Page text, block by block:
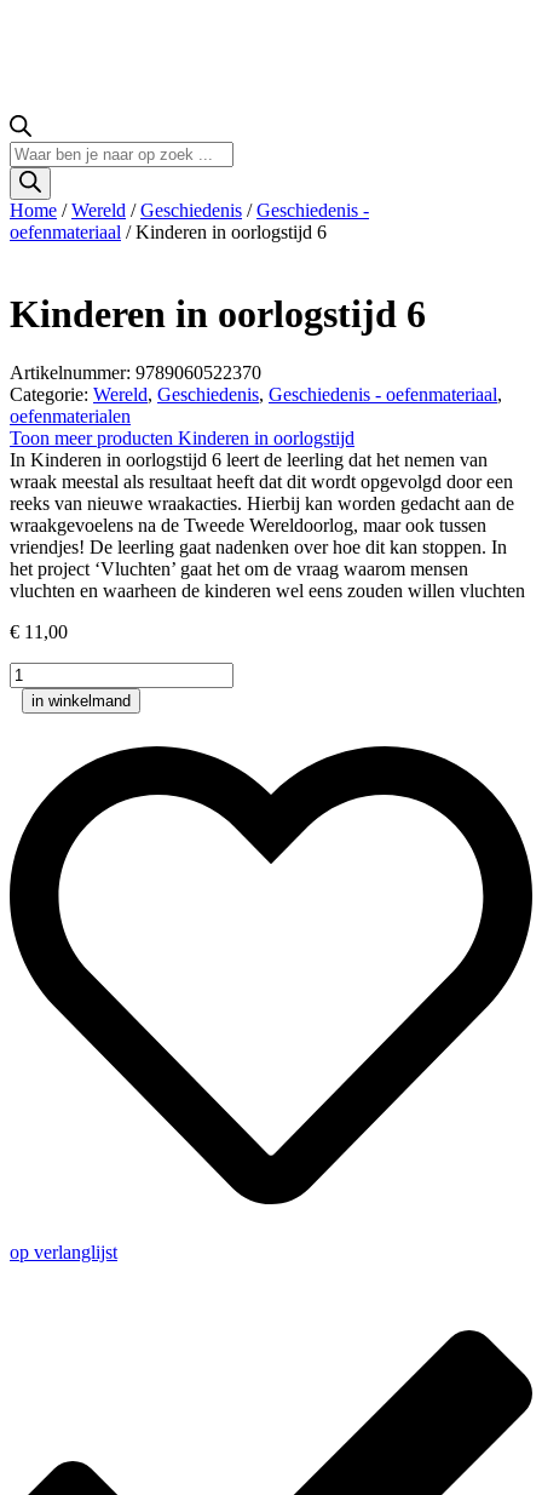
Producten
zoeken
Home /Wereld /Geschiedenis /Geschiedenis -
oefenmateriaal / Kinderen in oorlogstijd 6
Kinderen in oorlogstijd 6
Artikelnummer: 9789060522370
Categorie: Wereld, Geschiedenis, Geschiedenis - oefenmateriaal,
oefenmaterialen
Toon meer producten Kinderen in oorlogstijd
In Kinderen in oorlogstijd 6 leert de leerling dat het nemen van
wraak meestal als resultaat heeft dat dit wordt opgevolgd door een
reeks van nieuwe wraakacties. Hierbij kan worden gedacht aan de
wraakgevoelens na de Tweede Wereldoorlog, maar ook tussen
vriendjes! De leerling gaat nadenken over hoe dit kan stoppen. In
het project ‘Vluchten’ gaat het om de vraag waarom mensen
vluchten en waarheen de kinderen wel eens zouden willen vluchten
€ 11,00
Kinderen
in
oorlogstijd
in winkelmand
op verlanglijst